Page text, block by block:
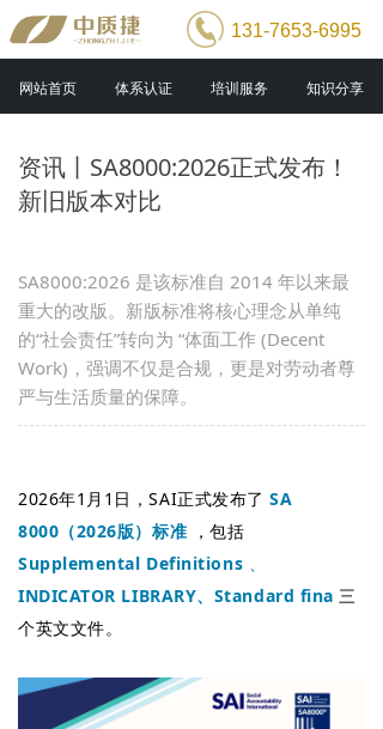
131-7653-6995
网站首页 体系认证 培训服务 知识分享
资讯丨SA8000:2026正式发布！
新旧版本对比
SA8000:2026 是该标准自 2014 年以来最
重大的改版。新版标准将核心理念从单纯
的“社会责任”转向为 “体面工作 (Decent
Work)，强调不仅是合规，更是对劳动者尊
严与生活质量的保障。
2026年1月1日，SAI正式发布了SA
8000（2026版）标准 ，包括
Supplemental Definitions 、
INDICATOR LIBRARY、Standard fina三
个英文文件。